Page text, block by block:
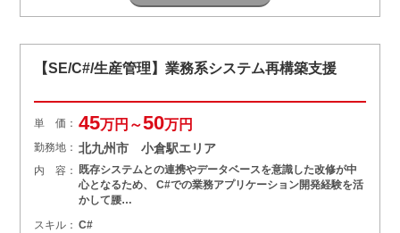
【SE/C#/生産管理】業務系システム再構築支援
単 価： 45万円～50万円
勤務地： 北九州市 小倉駅エリア
内 容：
既存システムとの連携やデータベースを意識した改修が中
心となるため、 C#での業務アプリケーション開発経験を活
かして腰…
スキル： C#